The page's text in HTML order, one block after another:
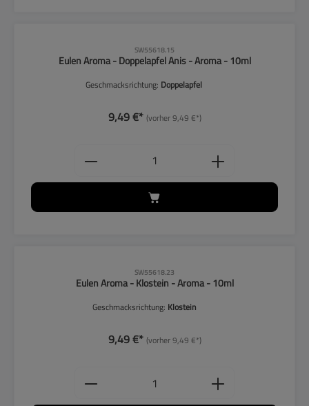
SW55618.15
Eulen Aroma - Doppelapfel Anis - Aroma - 10ml
Geschmacksrichtung: Doppelapfel
9,49 €* (vorher 9,49 €*)
Produkt Anzahl: Gib den
SW55618.23
Eulen Aroma - Klostein - Aroma - 10ml
Geschmacksrichtung: Klostein
9,49 €* (vorher 9,49 €*)
Produkt Anzahl: Gib den